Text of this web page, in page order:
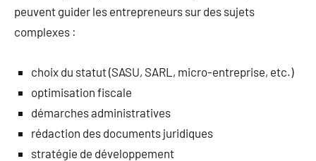
peuvent guider les entrepreneurs sur des sujets
complexes :
choix du statut (SASU, SARL, micro-entreprise, etc.)
optimisation fiscale
démarches administratives
rédaction des documents juridiques
stratégie de développement